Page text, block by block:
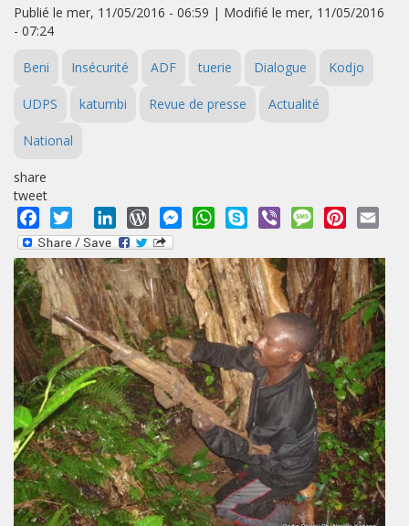
Publié le mer, 11/05/2016 - 06:59 | Modifié le mer, 11/05/2016
- 07:24
Beni Insécurité ADF tuerie Dialogue Kodjo
UDPS katumbi Revue de presse Actualité
National
share
tweet
Facebook
Twitter LinkedInWordPressMessengerWhatsApp
Skype Viber MessagePinterest